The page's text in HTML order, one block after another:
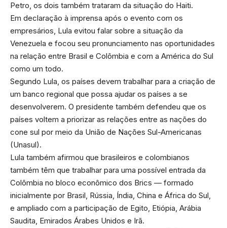
Petro, os dois também trataram da situação do Haiti.
Em declaração à imprensa após o evento com os
empresários, Lula evitou falar sobre a situação da
Venezuela e focou seu pronunciamento nas oportunidades
na relação entre Brasil e Colômbia e com a América do Sul
como um todo.
Segundo Lula, os países devem trabalhar para a criação de
um banco regional que possa ajudar os países a se
desenvolverem. O presidente também defendeu que os
países voltem a priorizar as relações entre as nações do
cone sul por meio da União de Nações Sul-Americanas
(Unasul).
Lula também afirmou que brasileiros e colombianos
também têm que trabalhar para uma possível entrada da
Colômbia no bloco econômico dos Brics — formado
inicialmente por Brasil, Rússia, Índia, China e África do Sul,
e ampliado com a participação de Egito, Etiópia, Arábia
Saudita, Emirados Árabes Unidos e Irã.